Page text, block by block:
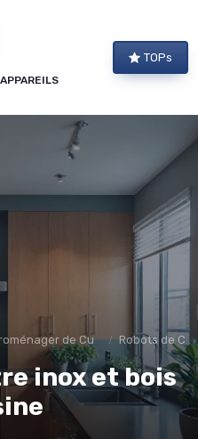
TOPs
de Cuisine Robots de
inox et bois